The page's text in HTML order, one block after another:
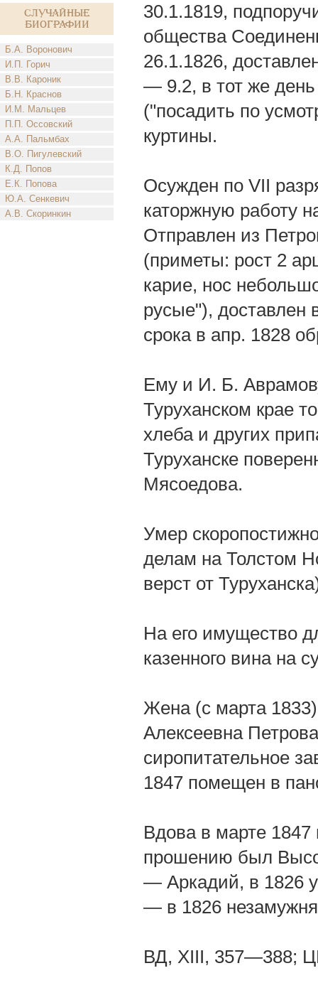
Случайные
биографии
Б.А. Воронович
И.П. Горич
В.В. Кароник
Б.Н. Краснов
И.М. Мальцев
П.П. Оссовский
А.А. Пальмбах
В.О. Пигулевский
К.Д. Попов
Е.К. Попова
Ю.А. Сенкевич
А.В. Скоринкин
30.1.1819,
общества
26.1.1826,
— 9.2, в тот же день
("посадить по
куртины.
Осужден по VII
каторжную работу
Отправлен из
(приметы: рост 2
карие, нос
русые"), доставлен
срока в апр. 1828
Ему и И. Б.
Туруханском крае
хлеба и других
Туруханске
Мясоедова.
Умер
делам на Толстом
верст от
На его имущество
казенного вина на
Жена (с марта
Алексеевна
сиропитательное
1847 помещен в
Вдова в марте 1847
прошению был
— Аркадий, в 1826
— в 1826
ВД, XIII, 357—388;